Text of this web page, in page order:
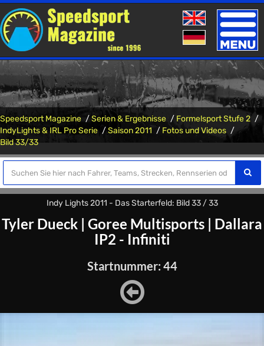
Toggle
Speedsport Magazine Serien & Ergebnisse
Formelsport Stufe 2
IndyLights & IRL Pro Serie
Saison 2011
Fotos und Videos
Bild 33/33
Indy Lights 2011 - Das Starterfeld: Bild 33 / 33
Tyler Dueck | Goree Multisports | Dallara
IP2 - Infiniti
Startnummer: 44